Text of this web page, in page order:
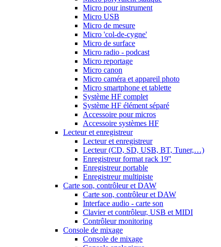
Micro pour instrument
Micro USB
Micro de mesure
Micro 'col-de-cygne'
Micro de surface
Micro radio - podcast
Micro reportage
Micro canon
Micro caméra et appareil photo
Micro smartphone et tablette
Système HF complet
Système HF élément séparé
Accessoire pour micros
Accessoire systèmes HF
Lecteur et enregistreur
Lecteur et enregistreur
Lecteur (CD, SD, USB, BT, Tuner,…)
Enregistreur format rack 19''
Enregistreur portable
Enregistreur multipiste
Carte son, contrôleur et DAW
Carte son, contrôleur et DAW
Interface audio - carte son
Clavier et contrôleur, USB et MIDI
Contrôleur monitoring
Console de mixage
Console de mixage